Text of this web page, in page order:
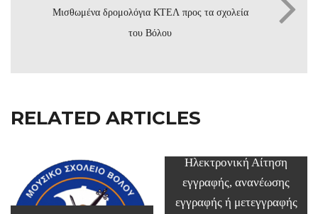
Μισθωμένα δρομολόγια ΚΤΕΛ προς τα σχολεία
του Βόλου
RELATED ARTICLES
Ηλεκτρονική Αίτηση
εγγραφής, ανανέωσης
εγγραφής ή μετεγγραφής